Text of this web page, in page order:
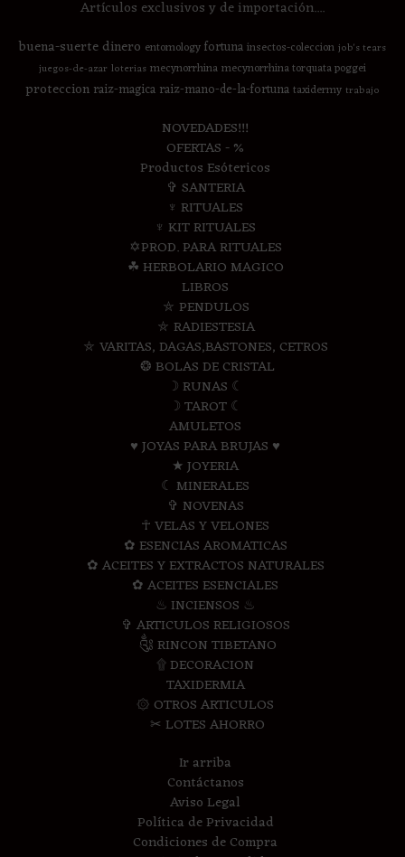
Artículos exclusivos y de importación....
buena-suertedinero entomologyfortunainsectos-coleccion job's tears
juegos-de-azar loterias mecynorrhinamecynorrhina torquata poggei
proteccion raiz-magica raiz-mano-de-la-fortunataxidermy trabajo
NOVEDADES!!!
OFERTAS - %
Productos Esótericos
✞ SANTERIA
♆ RITUALES
♆ KIT RITUALES
✡PROD. PARA RITUALES
☘ HERBOLARIO MAGICO
LIBROS
⛤ PENDULOS
⛤ RADIESTESIA
⛤ VARITAS, DAGAS,BASTONES, CETROS
❂ BOLAS DE CRISTAL
☽ RUNAS ☾
☽ TAROT ☾
AMULETOS
♥ JOYAS PARA BRUJAS ♥
★ JOYERIA
☾ MINERALES
✞ NOVENAS
☥ VELAS Y VELONES
✿ ESENCIAS AROMATICAS
✿ ACEITES Y EXTRACTOS NATURALES
✿ ACEITES ESENCIALES
♨ INCIENSOS ♨
✞ ARTICULOS RELIGIOSOS
༃ RINCON TIBETANO
۩ DECORACION
TAXIDERMIA
۞ OTROS ARTICULOS
✂ LOTES AHORRO
Ir arriba
Contáctanos
Aviso Legal
Política de Privacidad
Condiciones de Compra